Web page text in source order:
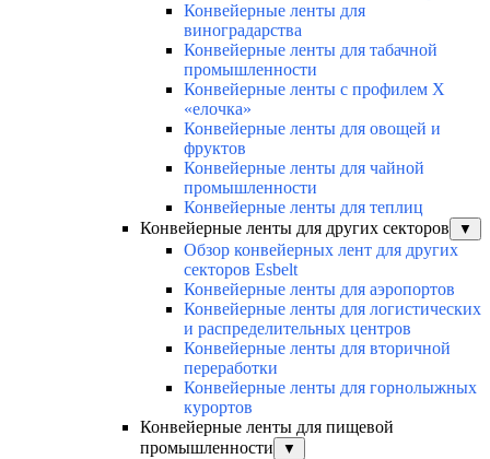
Конвейерные ленты для
виноградарства
Конвейерные ленты для табачной
промышленности
Конвейерные ленты с профилем Х
«елочка»
Конвейерные ленты для овощей и
фруктов
Конвейерные ленты для чайной
промышленности
Конвейерные ленты для теплиц
Конвейерные ленты для других секторов
▼
Обзор конвейерных лент для других
секторов Esbelt
Конвейерные ленты для аэропортов
Конвейерные ленты для логистических
и распределительных центров
Конвейерные ленты для вторичной
переработки
Конвейерные ленты для горнолыжных
курортов
Конвейерные ленты для пищевой
промышленности
▼